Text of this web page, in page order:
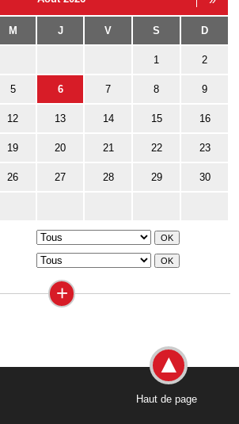
M J V S D
1 2
5 6 7 8 9
12 13 14 15 16
19 20 21 22 23
26 27 28 29 30
+
Haut de page